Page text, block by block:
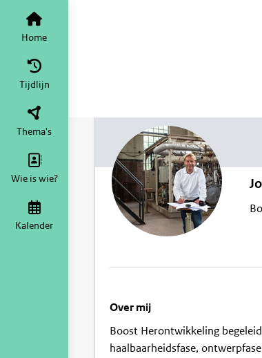
Home
Tijdlijn
Thema's
Wie is wie?
Kalender
Over mij
Boost Herontwikkeling
haalbaarheidsfase,